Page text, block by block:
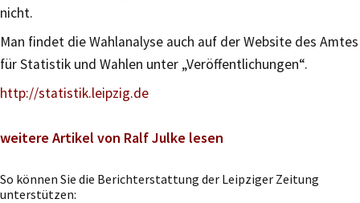
nicht.
Man findet die Wahlanalyse auch auf der Website des Amtes
für Statistik und Wahlen unter „Veröffentlichungen“.
http://statistik.leipzig.de
weitere Artikel von Ralf Julke lesen
So können Sie die Berichterstattung der Leipziger Zeitung
unterstützen: